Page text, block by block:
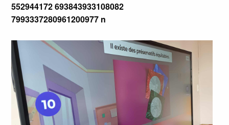
552944172 693843933108082
7993337280961200977 n